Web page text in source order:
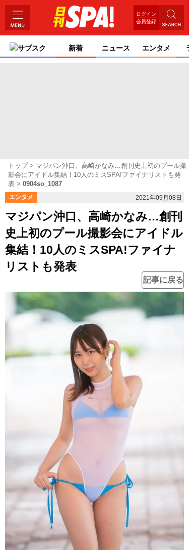
ログイン
会員登録
サブスク 新着 ニュース エンタメ
トップ
マジパン沖口、高崎かなみ…創刊史上初のプール撮
影会にアイドル集結！10人のミスSPA!ファイナリストも発
表
0904so_1087
エンタメ 2021年09月08日
マジパン沖口、高崎かなみ…創刊
史上初のプール撮影会にアイドル
集結！10人のミスSPA!ファイナ
リストも発表
記事に戻る